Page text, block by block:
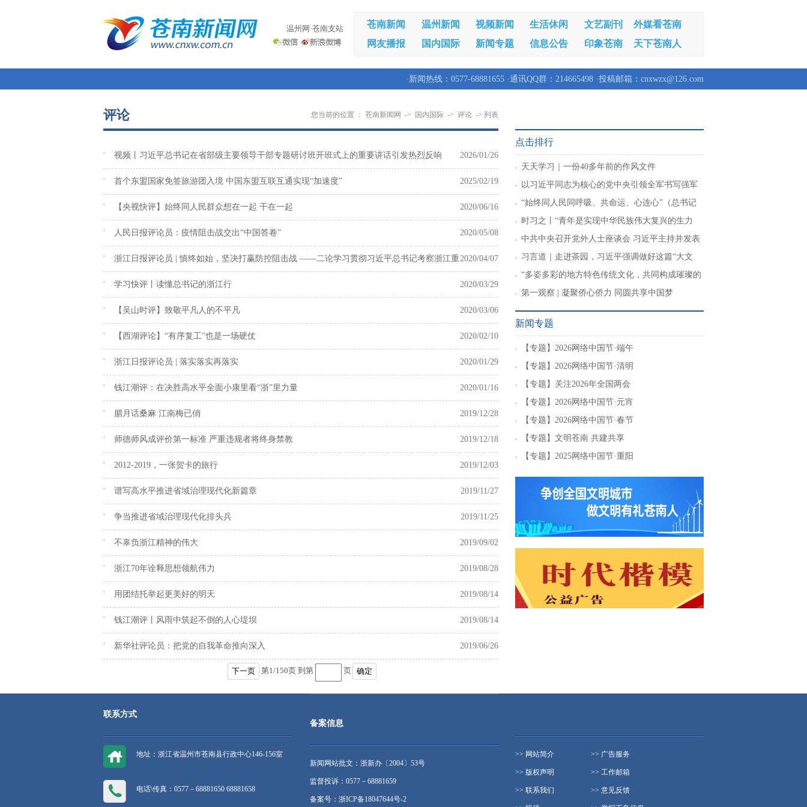
温州网·苍南支站 苍南新闻 温州新闻 视频新闻 生活休闲 文艺副刊
外媒看苍南
网友播报
国内国际 新闻专题 信息公告 印象苍南 天下苍南人
·新闻热线：0577-68881655 ·通讯QQ群：214665498 ·投稿邮箱：cnxwzx@126.com
您当前的位置 ： 苍南新闻网 -> 国内国际 -> 评论 -> 列表
评论
2026/01/26
视频丨习近平总书记在省部级主要领导干部专题研讨班开班式上的重要讲话引发热烈反响
2025/02/19
首个东盟国家免签旅游团入境 中国东盟互联互通实现“加速度”
2020/06/16
【央视快评】始终同人民群众想在一起 干在一起
2020/05/08
人民日报评论员：疫情阻击战交出“中国答卷”
2020/04/07
浙江日报评论员 | 慎终如始，坚决打赢防控阻击战 ——二论学习贯彻习近平总书记考察浙江重
2020/03/29
学习快评丨读懂总书记的浙江行
2020/03/06
【吴山时评】致敬平凡人的不平凡
2020/02/10
【西湖评论】“有序复工”也是一场硬仗
2020/01/29
浙江日报评论员 | 落实落实再落实
2020/01/16
钱江潮评：在决胜高水平全面小康里看“浙”里力量
2019/12/28
腊月话桑麻 江南梅已俏
2019/12/18
师德师风成评价第一标准 严重违规者将终身禁教
2019/12/03
2012-2019，一张贺卡的旅行
2019/11/27
谱写高水平推进省域治理现代化新篇章
2019/11/25
争当推进省域治理现代化排头兵
2019/09/02
不辜负浙江精神的伟大
2019/08/28
浙江70年诠释思想领航伟力
2019/08/14
用团结托举起更美好的明天
2019/08/14
钱江潮评丨风雨中筑起不倒的人心堤坝
2019/06/26
新华社评论员：把党的自我革命推向深入
下一页 第1/150页 到第 页 确定
点击排行
天天学习｜一份40多年前的作风文件
以习近平同志为核心的党中央引领全军书写强军
新篇章
“始终同人民同呼吸、共命运、心连心”（总书记
的人民情怀）
时习之丨“青年是实现中华民族伟大复兴的生力
军”
中共中央召开党外人士座谈会 习近平主持并发表
重要讲话
习言道｜走进茶园，习近平强调做好这篇“大文
章”
“多姿多彩的地方特色传统文化，共同构成璀璨的
中华文明”
第一观察 | 凝聚侨心侨力 同圆共享中国梦
新闻专题
【专题】2026网络中国节·端午
【专题】2026网络中国节·清明
【专题】关注2026年全国两会
【专题】2026网络中国节·元宵
【专题】2026网络中国节·春节
【专题】文明苍南 共建共享
【专题】2025网络中国节·重阳
联系方式
地址：浙江省温州市苍南县行政中心146-156室
电话\传真：0577－68881650 68881658
备案信息
新闻网站批文：浙新办〔2004〕53号
监督投诉：0577－68881659
备案号：浙ICP备18047644号-2
>> 网站简介 >> 广告服务
>> 版权声明 >> 工作邮箱
>> 联系我们 >> 意见反馈